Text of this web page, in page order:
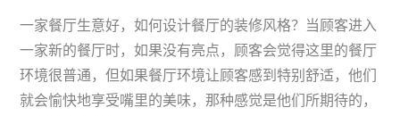
一家餐厅生意好，如何设计餐厅的装修风格？当顾客进入
一家新的餐厅时，如果没有亮点，顾客会觉得这里的餐厅
环境很普通，但如果餐厅环境让顾客感到特别舒适，他们
就会愉快地享受嘴里的美味，那种感觉是他们所期待的，